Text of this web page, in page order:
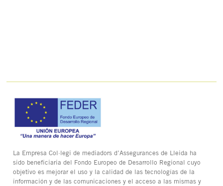
La Empresa Col·legi de mediadors d’Assegurances de Lleida ha
sido beneficiaria del Fondo Europeo de Desarrollo Regional cuyo
objetivo es mejorar el uso y la calidad de las tecnologías de la
información y de las comunicaciones y el acceso a las mismas y